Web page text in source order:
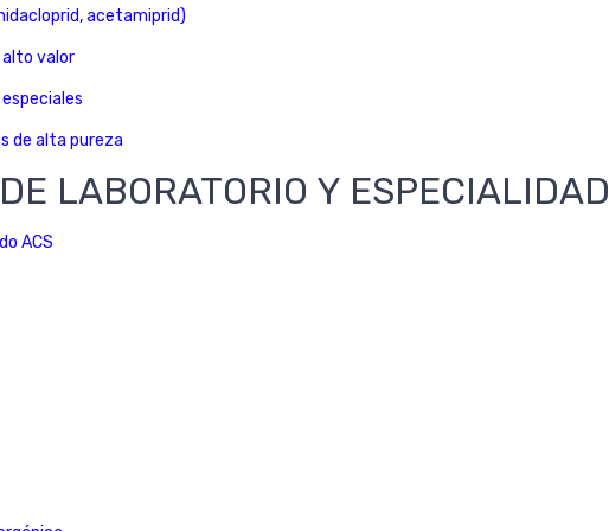
acetamiprid)
alto valor
de alta pureza
LABORATORIO Y ESPECIALIDAD
ACS